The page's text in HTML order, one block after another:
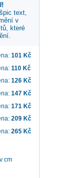
text,
v
které
101 Kč
110 Kč
126 Kč
147 Kč
171 Kč
209 Kč
265 Kč
v cm